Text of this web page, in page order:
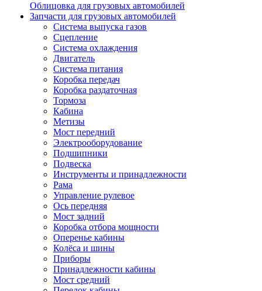
Облицовка для грузовых автомобилей
Запчасти для грузовых автомобилей
Система выпуска газов
Сцепление
Система охлаждения
Двигатель
Система питания
Коробка передач
Коробка раздаточная
Тормоза
Кабина
Метизы
Мост передний
Электрооборудование
Подшипники
Подвеска
Инструменты и принадлежности
Рама
Управление рулевое
Ось передняя
Мост задний
Коробка отбора мощности
Оперенье кабины
Колёса и шины
Приборы
Принадлежности кабины
Мост средний